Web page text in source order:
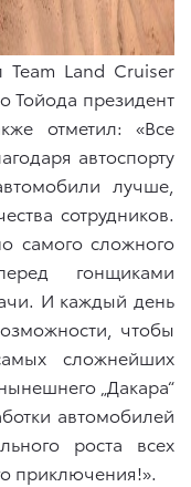
Land Cruiser
Тойода президент
отметил: «Все
автоспорту
лучше,
сотрудников.
самого сложного
гонщиками
И каждый день
чтобы
сложнейших
„Дакара“
автомобилей
роста всех
приключения!».